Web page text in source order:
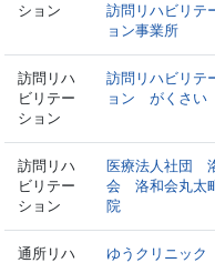
ション
訪問リハビリテ
ョン事業所
訪問リハ
ビリテー
ション
訪問リハビリテ
ョン がくさい
訪問リハ
ビリテー
ション
医療法人社団
会 洛和会丸太
院
通所リハ
ゆうクリニック